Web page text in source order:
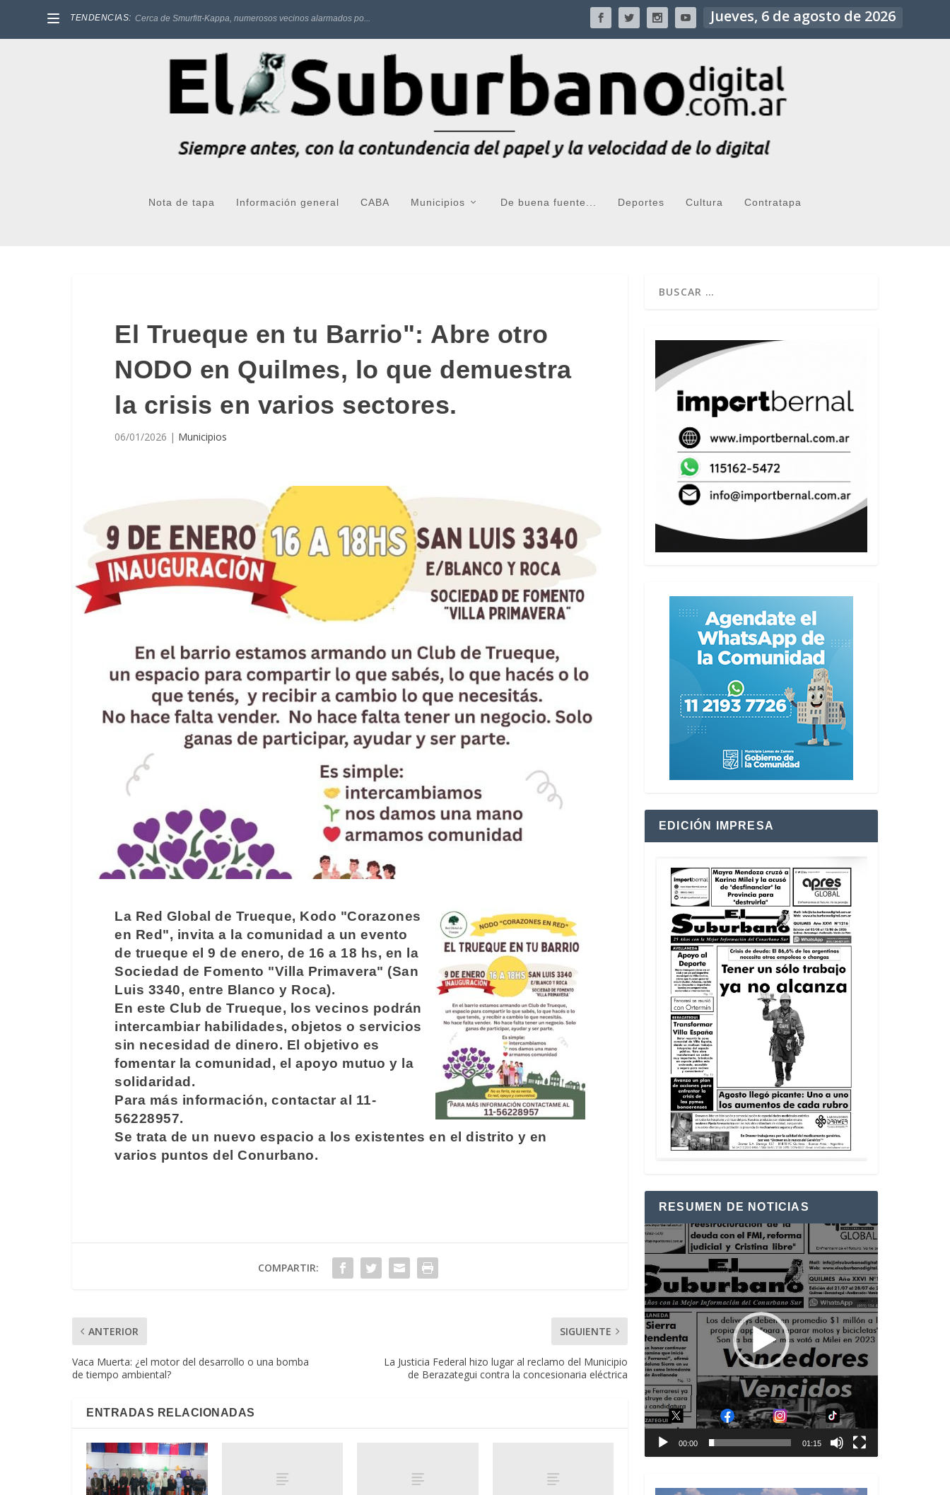
TENDENCIAS: Cerca de Smurfitt-Kappa, numerosos vecinos alarmados po... Jueves, 6 de agosto de 2026
Nota de tapa Información general CABA Municipios De buena fuente... Deportes Cultura Contratapa
El Trueque en tu Barrio": Abre otro
NODO en Quilmes, lo que demuestra
la crisis en varios sectores.
06/01/2026 | Municipios
La Red Global de Trueque, Kodo "Corazones
en Red", invita a la comunidad a un evento
de trueque el 9 de enero, de 16 a 18 hs, en la
Sociedad de Fomento "Villa Primavera" (San
Luis 3340, entre Blanco y Roca).
En este Club de Trueque, los vecinos podrán
intercambiar habilidades, objetos o servicios
sin necesidad de dinero. El objetivo es
fomentar la comunidad, el apoyo mutuo y la
solidaridad.
Para más información, contactar al 11-
56228957.
Se trata de un nuevo espacio a los existentes en el distrito y en
varios puntos del Conurbano.
COMPARTIR:
ANTERIOR
Vaca Muerta: ¿el motor del desarrollo o una bomba
de tiempo ambiental?
SIGUIENTE
La Justicia Federal hizo lugar al reclamo del Municipio
de Berazategui contra la concesionaria eléctrica
ENTRADAS RELACIONADAS
EDICIÓN IMPRESA
RESUMEN DE NOTICIAS
Reproductor
de
vídeo
00:00 01:15